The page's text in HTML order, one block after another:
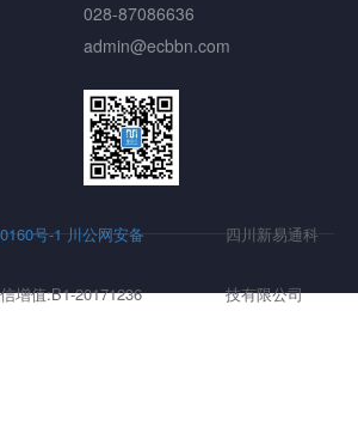
028-87086636
admin@ecbbn.com
号-1 川公网安备
增值:B1-20171236
四川新易通科
技有限公司